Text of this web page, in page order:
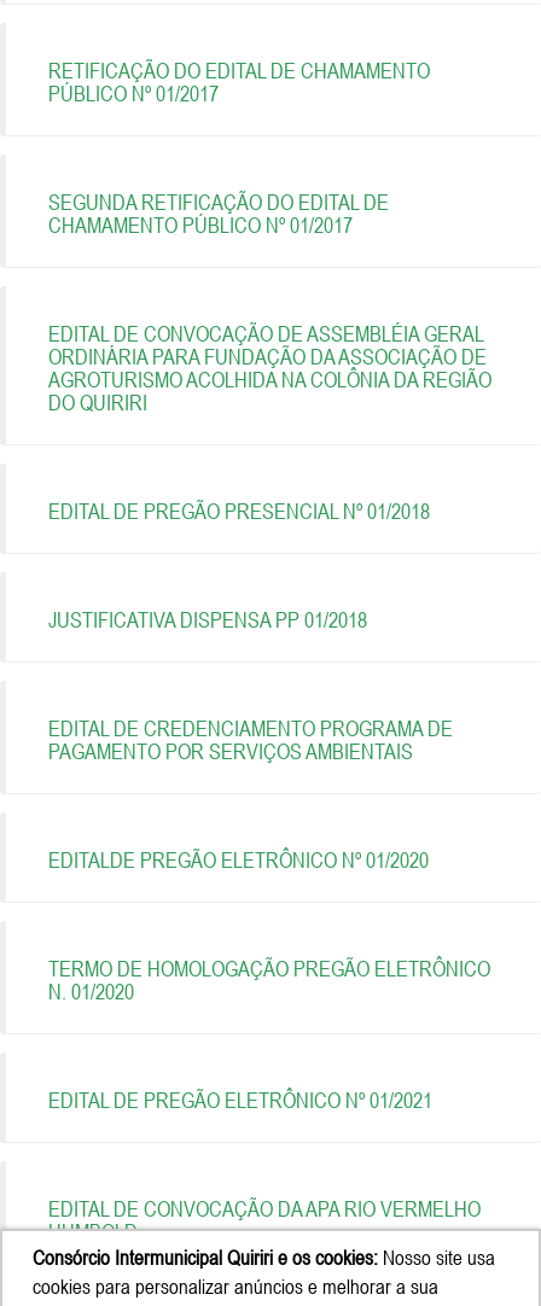
RETIFICAÇÃO DO EDITAL DE CHAMAMENTO
PÚBLICO Nº 01/2017
SEGUNDA RETIFICAÇÃO DO EDITAL DE
CHAMAMENTO PÚBLICO Nº 01/2017
EDITAL DE CONVOCAÇÃO DE ASSEMBLÉIA GERAL
ORDINÁRIA PARA FUNDAÇÃO DA ASSOCIAÇÃO DE
AGROTURISMO ACOLHIDA NA COLÔNIA DA REGIÃO
DO QUIRIRI
EDITAL DE PREGÃO PRESENCIAL Nº 01/2018
JUSTIFICATIVA DISPENSA PP 01/2018
EDITAL DE CREDENCIAMENTO PROGRAMA DE
PAGAMENTO POR SERVIÇOS AMBIENTAIS
EDITALDE PREGÃO ELETRÔNICO Nº 01/2020
TERMO DE HOMOLOGAÇÃO PREGÃO ELETRÔNICO
N. 01/2020
EDITAL DE PREGÃO ELETRÔNICO Nº 01/2021
EDITAL DE CONVOCAÇÃO DA APA RIO VERMELHO
HUMBOLD
Consórcio Intermunicipal Quiriri e os cookies: Nosso site usa
cookies para personalizar anúncios e melhorar a sua